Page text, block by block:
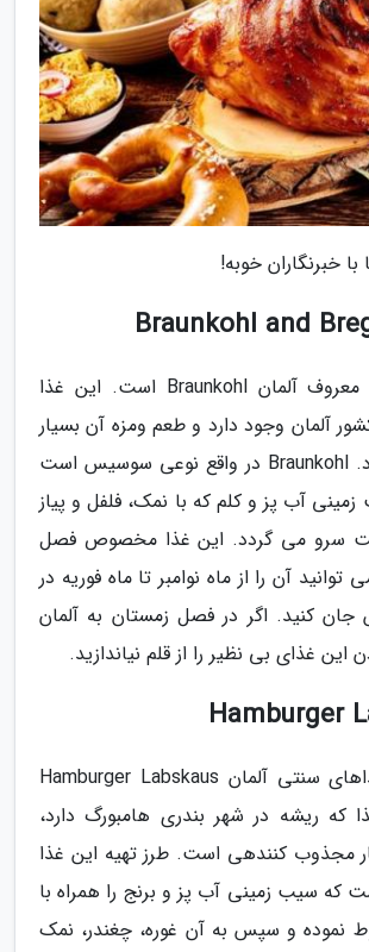
با خبرنگاران خوبه!
یکی از غذاهای معروف آلمان Braunkohl است. این غذا
آلمان وجود دارد و طعم ومزه آن بسیار
خاص و فرق دارد. Braunkohl در واقع نوعی سوسیس است
آب پز و کلم که با نمک، فلفل و پیاز
سرو می گردد. این غذا مخصوص فصل
آن را از ماه نوامبر تا ماه فوریه در
جان کنید. اگر در فصل زمستان به آلمان
این غذای بی نظیر را از قلم نیاندازید.
یکی دیگر از غذاهای سنتی آلمان Hamburger Labskaus
که ریشه در شهر بندری هامبورگ دارد،
مجذوب کنندهی است. طرز تهیه این غذا
که سیب زمینی آب پز و برنج را همراه با
نموده و سپس به آن غوره، چغندر، نمک